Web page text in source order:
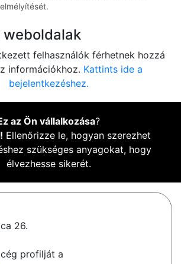
weboldalak
felhasználók férhetnek hozzá
információkhoz. Kattints ide a
bejelentkezéshez.
az Ön vállalkozása?
Ellenőrizze le, hogyan szerezhet
szükséges anyagokat, hogy
élvezhesse sikerét.
26.
profilját a